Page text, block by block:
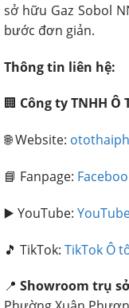
sở hữu Gaz Sobol
bước đơn giản.
Thông tin liên hệ:
🏢 Công ty TNHH Ô
🌐 Website:
📘 Fanpage:
▶️ YouTube:
🎵 TikTok: TikTok Ô
📍 Showroom trụ